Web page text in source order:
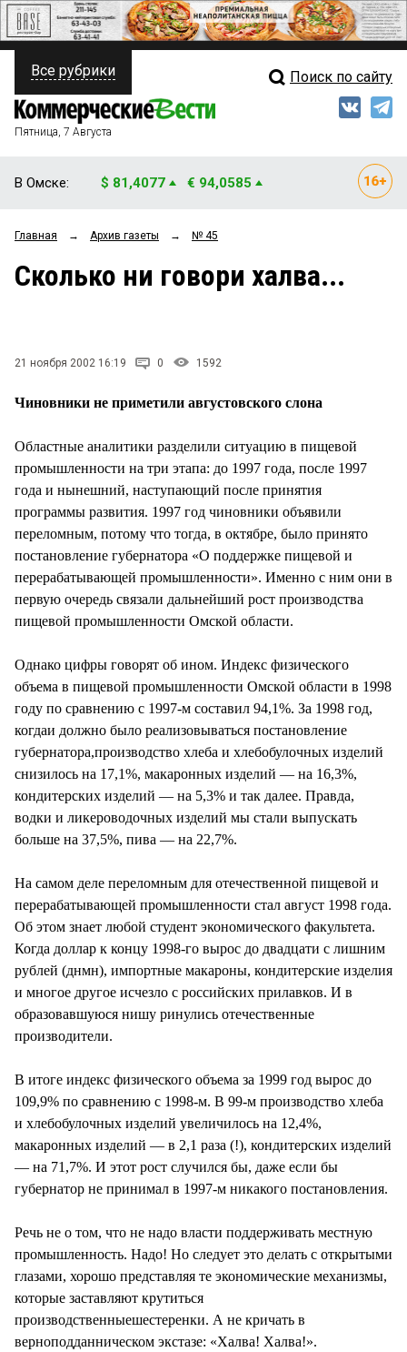
ПОЛИТИКА
ФИНАНСЫ
ОБЩЕСТВО
ЗАКОН
ПРОИСШЕСТВИЯ
СТИЛЬ ЖИЗНИ
Свежий выпуск
Рейтинги
Все рубрики Поиск по сайту
Пятница, 7 Августа
В Омске: $ 81,4077 € 94,0585
Главная → Архив газеты → № 45
Сколько ни говори халва...
21 ноября 2002 16:19 0 1592
Чиновники не приметили августовского слона
Областные аналитики разделили ситуацию в пищевой
промышленности на три этапа: до 1997 года, после 1997
года и нынешний, наступающий после принятия
программы развития. 1997 год чиновники объявили
переломным, потому что тогда, в октябре, было принято
постановление губернатора «О поддержке пищевой и
перерабатывающей промышленности». Именно с ним они в
первую очередь связали дальнейший рост производства
пищевой промышленности Омской области.
Однако цифры говорят об ином. Индекс физического
объема в пищевой промышленности Омской области в 1998
году по сравнению с 1997-м составил 94,1%. За 1998 год,
когдаи должно было реализовываться постановление
губернатора,производство хлеба и хлебобулочных изделий
снизилось на 17,1%, макаронных изделий — на 16,3%,
кондитерских изделий — на 5,3% и так далее. Правда,
водки и ликероводочных изделий мы стали выпускать
больше на 37,5%, пива — на 22,7%.
На самом деле переломным для отечественной пищевой и
перерабатывающей промышленности стал август 1998 года.
Об этом знает любой студент экономического факультета.
Когда доллар к концу 1998-го вырос до двадцати с лишним
рублей (днмн), импортные макароны, кондитерские изделия
и многое другое исчезло с российских прилавков. И в
образовавшуюся нишу ринулись отечественные
производители.
В итоге индекс физического объема за 1999 год вырос до
109,9% по сравнению с 1998-м. В 99-м производство хлеба
и хлебобулочных изделий увеличилось на 12,4%,
макаронных изделий — в 2,1 раза (!), кондитерских изделий
— на 71,7%. И этот рост случился бы, даже если бы
губернатор не принимал в 1997-м никакого постановления.
Речь не о том, что не надо власти поддерживать местную
промышленность. Надо! Но следует это делать с открытыми
глазами, хорошо представляя те экономические механизмы,
которые заставляют крутиться
производственныешестеренки. А не кричать в
верноподданническом экстазе: «Халва! Халва!».